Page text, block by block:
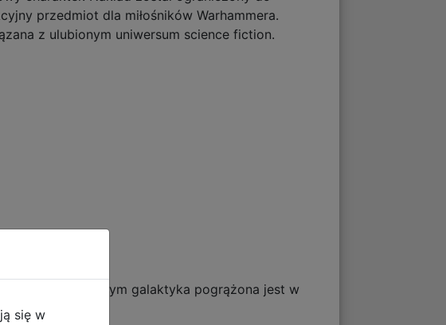
przedmiot dla miłośników Warhammera.
z ulubionym uniwersum science fiction.
w którym galaktyka pogrążona jest w
się w